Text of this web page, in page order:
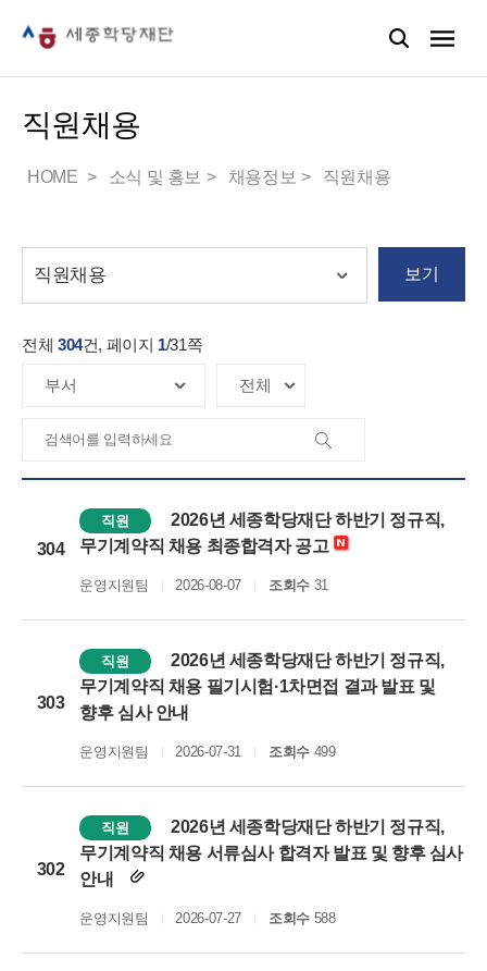
직원채용
HOME 소식 및 홍보 채용정보 직원채용
보기
전체 304건, 페이지 1/31쪽
304
직원
2026년 세종학당재단 하반기 정규직,
무기계약직 채용 최종합격자 공고
운영지원팀 2026-08-07 조회수31
303
직원
2026년 세종학당재단 하반기 정규직,
무기계약직 채용 필기시험·1차면접 결과 발표 및
향후 심사 안내
운영지원팀 2026-07-31 조회수499
302
직원
2026년 세종학당재단 하반기 정규직,
무기계약직 채용 서류심사 합격자 발표 및 향후 심사
안내
운영지원팀 2026-07-27 조회수588